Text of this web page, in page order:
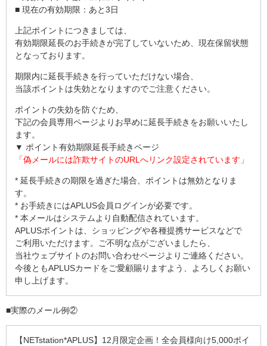
■ 現在の有効期限：あと3日
上記ポイントにつきましては、
有効期限延長のお手続きが完了していないため、現在保留状態
となっております。
期限内に延長手続きを行っていただけない場合、
当該ポイントは失効となりますのでご注意ください。
ポイントの失効を防ぐため、
下記の会員専用ページよりお早めに延長手続きをお願いいたし
ます。
▼ ポイント有効期限延長手続きページ
「偽メールには詐欺サイトのURLへリンク設定されています」
* 延長手続きの期限を過ぎた場合、ポイントは無効となりま
す。
* お手続きにはAPLUS会員ログインが必要です。
* 本メールはシステムより自動配信されています。
APLUSポイントは、ショッピングや各種提携サービスなどで
ご利用いただけます。ご不明な点がございましたら、
当社ウェブサイトのお問い合わせページよりご連絡ください。
今後ともAPLUSカードをご愛顧賜りますよう、よろしくお願い
申し上げます。
■実際のメール例②
【NETstation*APLUS】12月限定企画！全会員様向け5,000ポイ